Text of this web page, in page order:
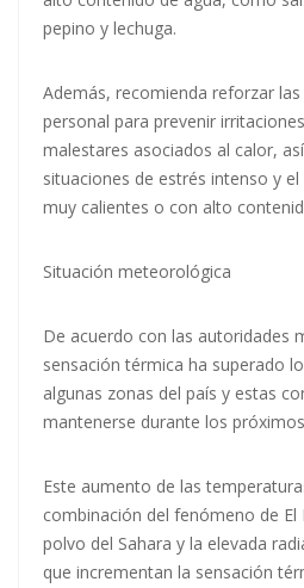
pepino y lechuga.
Además, recomienda reforzar
personal para prevenir
malestares asociados al calor,
situaciones de estrés intenso y
muy calientes o con alto
Situación meteorológica
De acuerdo con las autoridades
sensación térmica ha superado
algunas zonas del país y estas
mantenerse durante los
Este aumento de las
combinación del fenómeno de El
polvo del Sahara y la elevada
que incrementan la sensación